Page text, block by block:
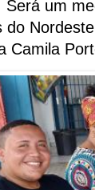
Será um
do
Camila